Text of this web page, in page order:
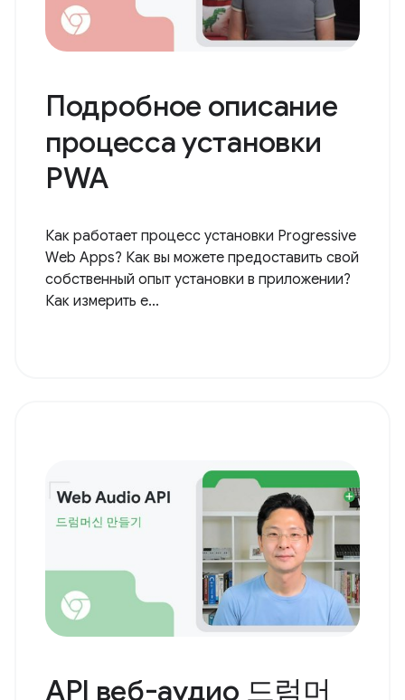
Подробное описание
процесса установки
PWA
Как работает процесс установки Progressive
Web Apps? Как вы можете предоставить свой
собственный опыт установки в приложении?
Как измерить е...
API веб-аудио 드럼머